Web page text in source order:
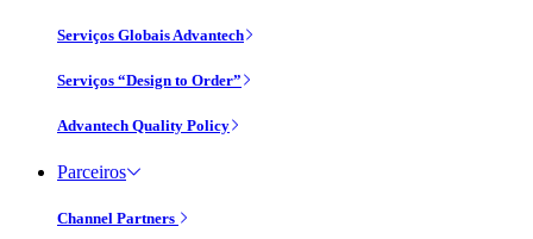
Serviços Globais Advantech
Serviços “Design to Order”
Advantech Quality Policy
Parceiros
Channel Partners